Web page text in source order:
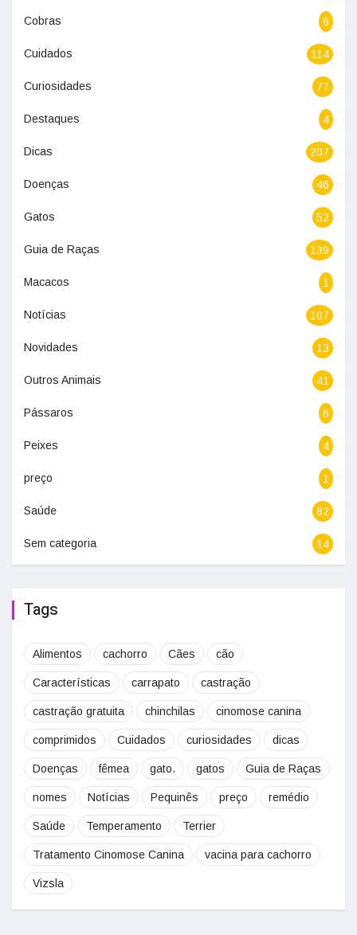
Cobras 6
Cuidados 114
Curiosidades 77
Destaques 4
Dicas 207
Doenças 46
Gatos 52
Guia de Raças 139
Macacos 1
Notícias 107
Novidades 13
Outros Animais 41
Pássaros 6
Peixes 4
preço 1
Saúde 82
Sem categoria 14
Tags
Alimentos cachorro Cães cão
Características carrapato castração
castração gratuita chinchilas cinomose canina
comprimidos Cuidados curiosidades dicas
Doenças fêmea gato. gatos Guia de Raças
nomes Notícias Pequinês preço remédio
Saúde Temperamento Terrier
Tratamento Cinomose Canina vacina para cachorro
Vizsla